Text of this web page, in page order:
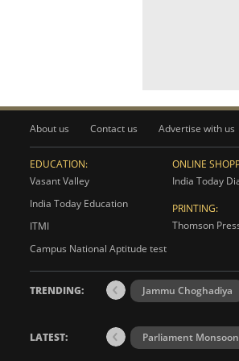
About us Contact us Advertise with us
EDUCATION:
Vasant Valley
India Today Education
ITMI
Campus National Aptitude test
ONLINE
India Today
PRINTING:
Thomson
TRENDING: Jammu Choghadiya
LATEST: Parliament